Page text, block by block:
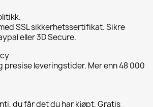
SSL sikkerhetssertifikat. Sikre
eller 3D Secure.
presise leveringstider. Mer enn 48 000
du får det du har kjøpt. Gratis